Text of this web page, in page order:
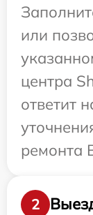
или
центра
ответит
ремонта
2